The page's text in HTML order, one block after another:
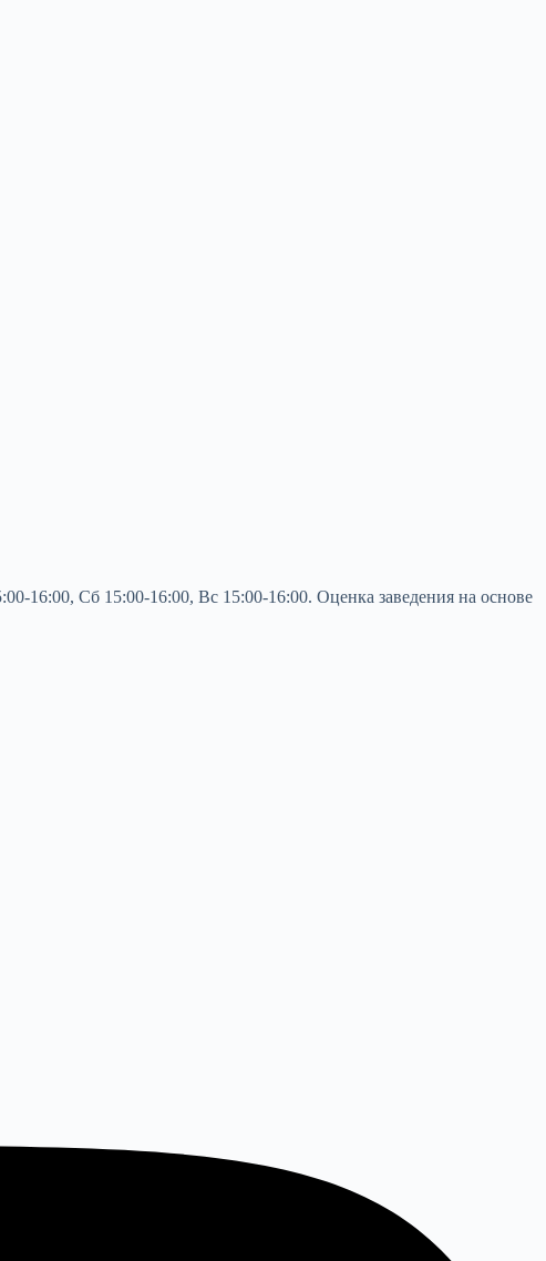
16:00, Сб 15:00-16:00, Вс 15:00-16:00. Оценка заведения на основе